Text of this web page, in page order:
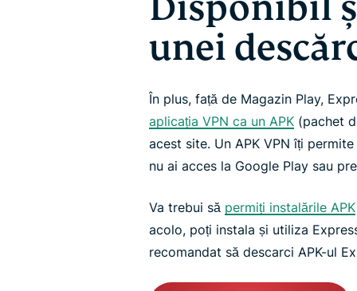
unei
În plus, față de Magazin Play,
aplicația VPN ca un APK (pachet
acest site. Un APK VPN îți
nu ai acces la Google Play sau
Va trebui să permiți instalările APK
acolo, poți instala și utiliza
recomandat să descarci APK-ul